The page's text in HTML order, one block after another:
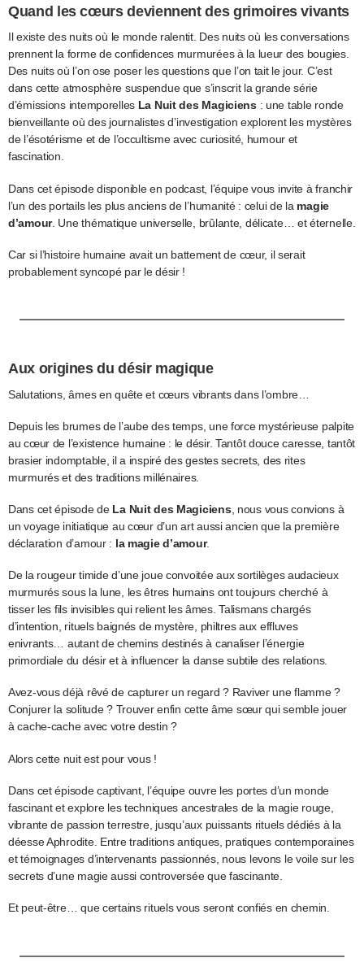
Quand les cœurs deviennent des grimoires vivants
Il existe des nuits où le monde ralentit. Des nuits où les conversations
prennent la forme de confidences murmurées à la lueur des bougies.
Des nuits où l’on ose poser les questions que l’on tait le jour. C’est
dans cette atmosphère suspendue que s’inscrit la grande série
d’émissions intemporelles La Nuit des Magiciens: une table ronde
bienveillante où des journalistes d’investigation explorent les mystères
de l’ésotérisme et de l’occultisme avec curiosité, humour et
fascination.
Dans cet épisode disponible en podcast, l’équipe vous invite à franchir
l’un des portails les plus anciens de l’humanité : celui de la magie
d’amour. Une thématique universelle, brûlante, délicate… et éternelle.
Car si l’histoire humaine avait un battement de cœur, il serait
probablement syncopé par le désir !
Aux origines du désir magique
Salutations, âmes en quête et cœurs vibrants dans l’ombre…
Depuis les brumes de l’aube des temps, une force mystérieuse palpite
au cœur de l’existence humaine : le désir. Tantôt douce caresse, tantôt
brasier indomptable, il a inspiré des gestes secrets, des rites
murmurés et des traditions millénaires.
Dans cet épisode de La Nuit des Magiciens, nous vous convions à
un voyage initiatique au cœur d’un art aussi ancien que la première
déclaration d’amour : la magie d’amour.
De la rougeur timide d’une joue convoitée aux sortilèges audacieux
murmurés sous la lune, les êtres humains ont toujours cherché à
tisser les fils invisibles qui relient les âmes. Talismans chargés
d’intention, rituels baignés de mystère, philtres aux effluves
enivrants… autant de chemins destinés à canaliser l’énergie
primordiale du désir et à influencer la danse subtile des relations.
Avez-vous déjà rêvé de capturer un regard ? Raviver une flamme ?
Conjurer la solitude ? Trouver enfin cette âme sœur qui semble jouer
à cache-cache avec votre destin ?
Alors cette nuit est pour vous !
Dans cet épisode captivant, l’équipe ouvre les portes d’un monde
fascinant et explore les techniques ancestrales de la magie rouge,
vibrante de passion terrestre, jusqu’aux puissants rituels dédiés à la
déesse Aphrodite. Entre traditions antiques, pratiques contemporaines
et témoignages d’intervenants passionnés, nous levons le voile sur les
secrets d’une magie aussi controversée que fascinante.
Et peut-être… que certains rituels vous seront confiés en chemin.